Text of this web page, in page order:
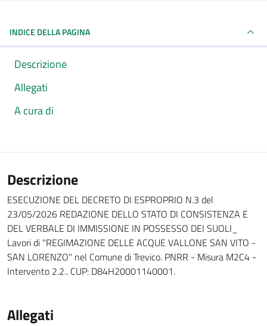
INDICE DELLA PAGINA
Descrizione
Allegati
A cura di
Descrizione
ESECUZIONE DEL DECRETO DI ESPROPRIO N.3 del
23/05/2026 REDAZIONE DELLO STATO DI CONSISTENZA E
DEL VERBALE DI IMMISSIONE IN POSSESSO DEI SUOLI_
Lavori di "REGIMAZIONE DELLE ACQUE VALLONE SAN VITO -
SAN LORENZO" nel Comune di Trevico. PNRR - Misura M2C4 -
Intervento 2.2.. CUP: D84H20001140001.
Allegati